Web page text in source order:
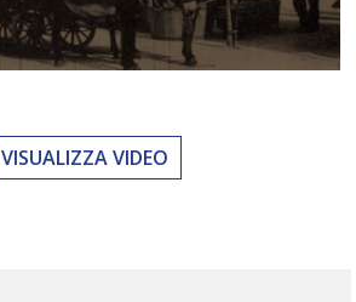
VISUALIZZA VIDEO